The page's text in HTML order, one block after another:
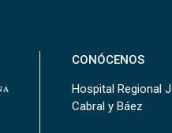
CONÓCENOS
Hospital Regional
Cabral y Báez